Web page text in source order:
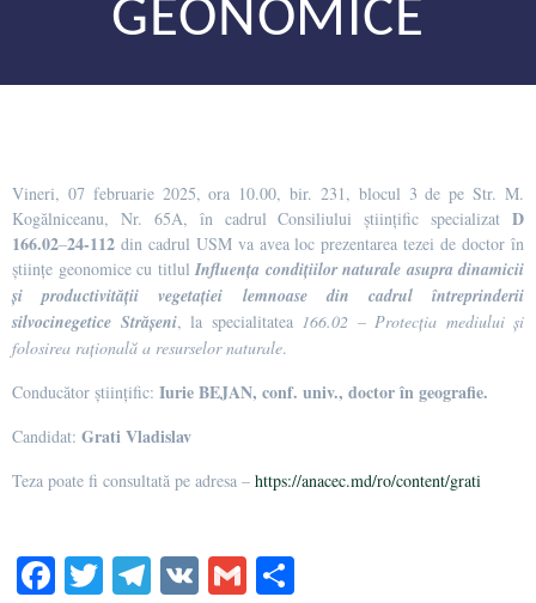
GEONOMICE
Vineri, 07 februarie 2025, ora 10.00, bir. 231, blocul 3 de pe Str. M.
Kogălniceanu, Nr. 65A, în cadrul Consiliului științific specializat D
166.02–24-112 din cadrul USM va avea loc prezentarea tezei de doctor în
științe geonomice cu titlul Influența condițiilor naturale asupra dinamicii
și productivității vegetației lemnoase din cadrul întreprinderii
silvocinegetice Strășeni, la specialitatea 166.02 – Protecția mediului și
folosirea rațională a resurselor naturale.
Conducător științific: Iurie BEJAN, conf. univ., doctor în geografie.
Candidat: Grati Vladislav
Teza poate fi consultată pe adresa – https://anacec.md/ro/content/grati
Fa T Te V G